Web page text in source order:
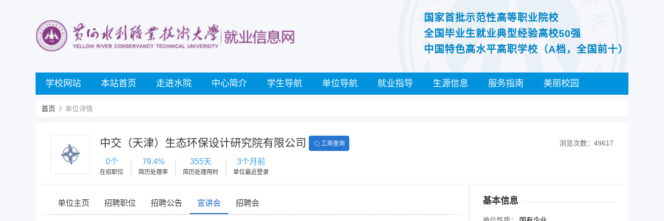
国家首批示范性高等职业院校
全国毕业生就业典型经验高校50强
中国特色高水平高职学校（A档，全国前十）
学校网站 本站首页 走进水院 中心简介 学生导航 单位导航 就业指导 生源信息 服务指南 美丽校园
首页 单位详情
中交（天津）生态环保设计研究院有限公司 工商查询
0个
在招职位
79.4%
简历处理率
355天
简历处理用时
3个月前
单位最近登录
浏览次数：49617
单位主页 招聘职位 招聘公告 宣讲会 招聘会 基本信息